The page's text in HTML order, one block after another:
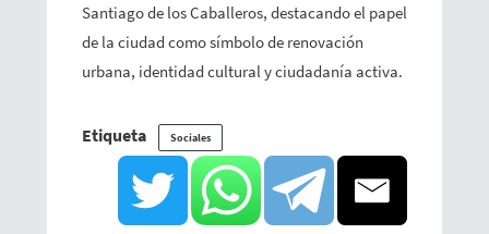
Santiago de los Caballeros, destacando el papel
de la ciudad como símbolo de renovación
urbana, identidad cultural y ciudadanía activa.
Etiqueta Sociales